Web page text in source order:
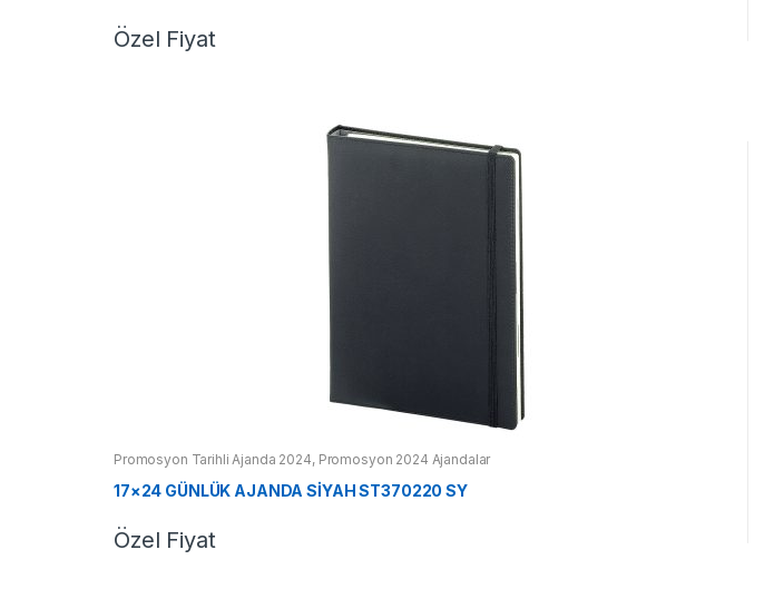
Özel Fiyat
Promosyon Tarihli Ajanda 2024, Promosyon 2024 Ajandalar
17×24 GÜNLÜK AJANDA SİYAH ST370220 SY
Özel Fiyat